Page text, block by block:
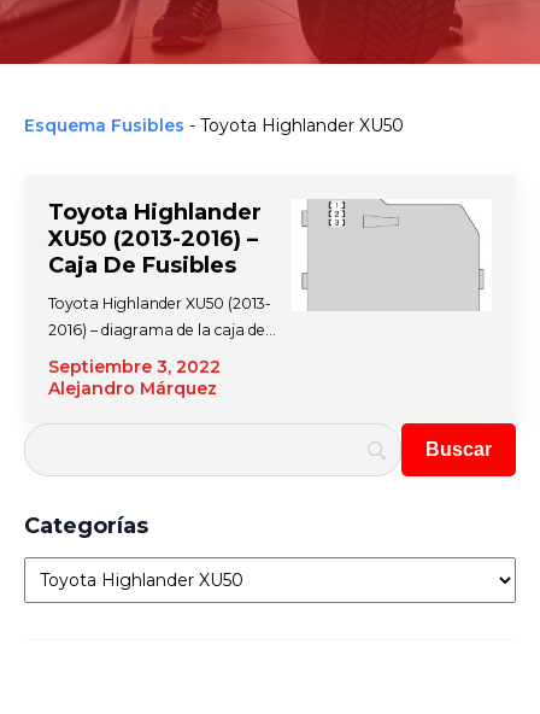
Esquema Fusibles - Toyota Highlander XU50
Toyota Highlander
XU50 (2013-2016) –
Caja De Fusibles
Septiembre 3, 2022
Alejandro Márquez
Toyota Highlander XU50 (2013-
2016) – diagrama de la caja de…
Categorías
Categorías